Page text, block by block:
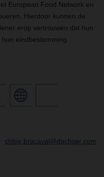
European Food Network en
Hierdoor kunnen de
erop vertrouwen dat hun
eindbestemming
chloe.bracaval@dachser.com